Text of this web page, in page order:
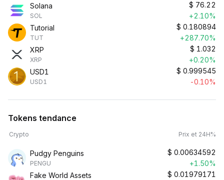
Solana
SOL
$ 76.22
+2.10%
Tutorial
TUT
$ 0.180894
+287.70%
XRP
XRP
$ 1.032
+0.20%
USD1
USD1
$ 0.999545
-0.10%
Tokens tendance
Crypto Prix et 24H%
Pudgy Penguins
PENGU
$ 0.00634592
+1.50%
Fake World Assets
$ 0.01979171